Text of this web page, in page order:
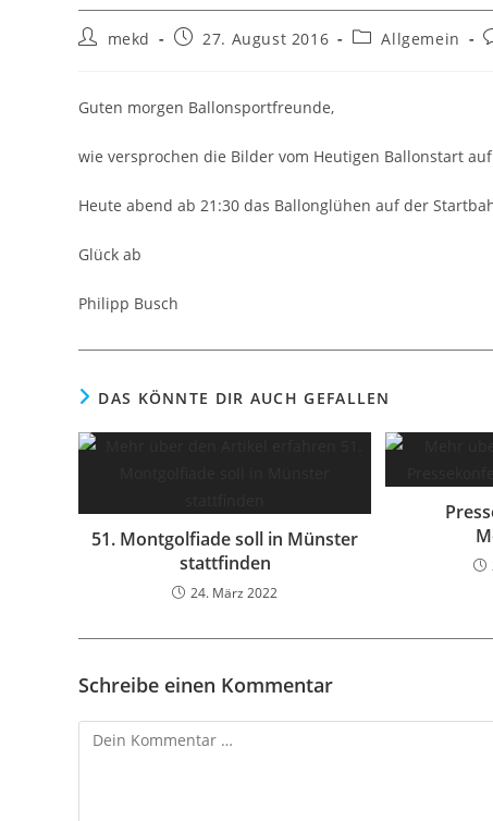
Beitrags-
mekd
Beitrag27. August 2016
Beitrags-
Allgemein
Guten morgen Ballonsportfreunde,
wie versprochen die Bilder vom Heutigen Ballonstart
Heute abend ab 21:30 das Ballonglühen auf der
Glück ab
Philipp Busch
DAS KÖNNTE DIR AUCH GEFALLEN
51. Montgolfiade soll in Münster
stattfinden
24. März 2022
Schreibe einen Kommentar
Kommentar